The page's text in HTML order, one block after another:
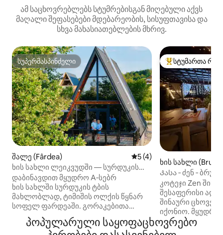
ამ საცხოვრებლებს სტუმრებისგან მიღებული აქვს
მაღალი შეფასებები მდებარეობის, სისუფთავისა და
სხვა მახასიათებლების მხრივ.
სუპერმასპინძელი
სუპერმასპინძელი
შალე (Fârdea) საშუალო შეფასებაა
5 (4)
ხის სახლი ლეიკვუდში — სურდუკის
ტბა
დაბინავდით მყუდრო A‑სებრ
ხის სახლში სურდუკის ტბის
მახლობლად, ტიმიშის ოლქის წყნარ
სოფელ ფარდეაში. გორაკებითა
და ბუნებით გარშემორტყმული
ეს სტილური საცხოვრებელი სრული
სტუმართა
სტუმართა
ხის სახლი
Კასა ‑ ძენ ‑
კოტეჯი Zen
შესაფერისი
შინაური
იქონიო.
საცობებისა და
შორს მდებარე
პოპულარული საყოფაცხოვრებო